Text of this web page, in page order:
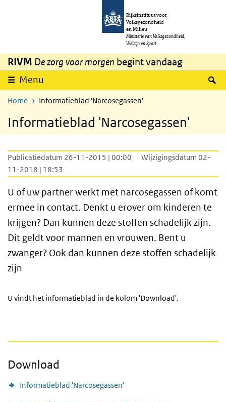
Overslaan en naar de inhoud gaan
Rijksinstituut voor
Volksgezondheid
en Milieu
Ministerie van Volksgezondheid,
Welzijn en Sport
RIVM De zorg voor morgen begint vandaag
Menu
Home Informatieblad 'Narcosegassen'
Informatieblad 'Narcosegassen'
Publicatiedatum 26-11-2015 | 00:00
Wijzigingsdatum 02-
11-2018 | 18:53
U of uw partner werkt met narcosegassen of komt
ermee in contact. Denkt u erover om kinderen te
krijgen? Dan kunnen deze stoffen schadelijk zijn.
Dit geldt voor mannen en vrouwen. Bent u
zwanger? Ook dan kunnen deze stoffen schadelijk
zijn
U vindt het informatieblad in de kolom 'Download'.
Download
Informatieblad 'Narcosegassen'